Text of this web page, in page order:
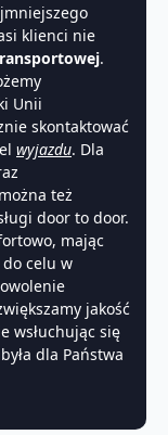
klienci nie
.
Unii
skontaktować
wyjazdu. Dla
też
door to door.
mając
celu w
jakość
wsłuchując się
dla Państwa